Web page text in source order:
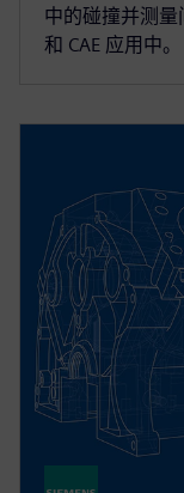
中的碰撞并测量
和 CAE 应用中。